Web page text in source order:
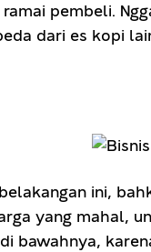
pembeli.
dari es kopi
ini,
yang mahal,
bawahnya,